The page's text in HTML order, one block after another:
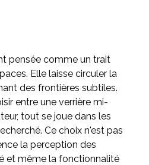
du catalogue
pour créer le meuble qui vous
pensée comme un trait
Elle laisse circuler la
des frontières subtiles.
entre une verrière mi-
tout se joue dans les
Ce choix n'est pas
la perception des
et même la fonctionnalité